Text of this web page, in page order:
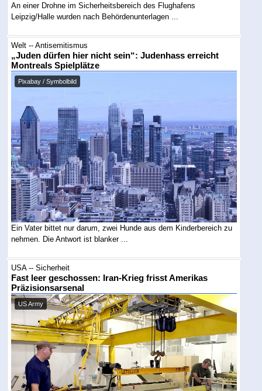
An einer Drohne im Sicherheitsbereich des Flughafens
Leipzig/Halle wurden nach Behördenunterlagen ...
Welt -- Antisemitismus
„Juden dürfen hier nicht sein“: Judenhass erreicht
Montreals Spielplätze
Pixabay / Symbolbild
Ein Vater bittet nur darum, zwei Hunde aus dem Kinderbereich zu
nehmen. Die Antwort ist blanker ...
USA -- Sicherheit
Fast leer geschossen: Iran-Krieg frisst Amerikas
Präzisionsarsenal
US Army